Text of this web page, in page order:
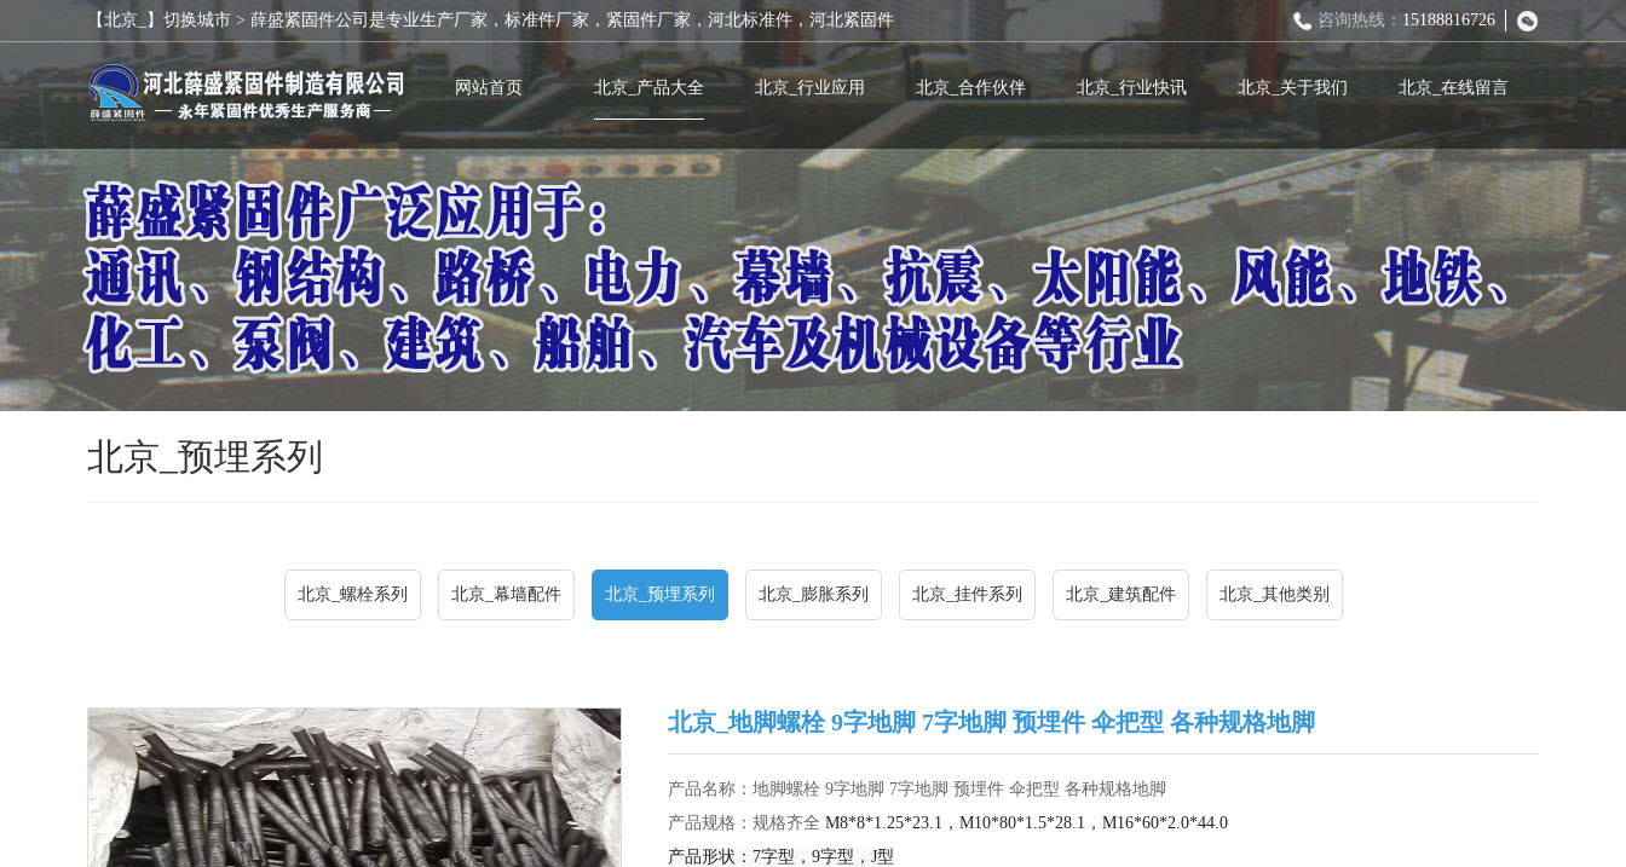
【北京_】切换城市 > 薛盛紧固件公司是专业生产厂家，标准件厂家，紧固件厂家，河北标准件，河北紧固件 咨询热线： 15188816726
网站首页 北京_产品大全 北京_行业应用 北京_合作伙伴 北京_行业快讯 北京_关于我们 北京_在线留言
北京_预埋系列
北京_螺栓系列 北京_幕墙配件 北京_预埋系列 北京_膨胀系列 北京_挂件系列 北京_建筑配件 北京_其他类别
北京_地脚螺栓 9字地脚 7字地脚 预埋件 伞把型 各种规格地脚
产品名称：地脚螺栓 9字地脚 7字地脚 预埋件 伞把型 各种规格地脚
产品规格：规格齐全 M8*8*1.25*23.1， M10*80*1.5*28.1， M16*60*2.0*44.0
产品形状：7字型，9字型，J型